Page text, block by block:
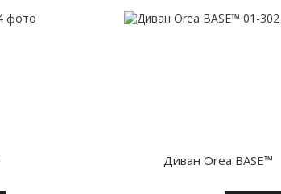
Диван Orea BASE™